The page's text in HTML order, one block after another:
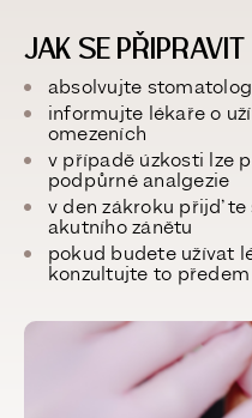
JAK SE PŘIPRAVIT
absolvujte
informujte lékaře o
omezeních
v případě úzkosti lze
podpůrné analgezie
v den zákroku přijďte
akutního zánětu
pokud budete užívat
konzultujte to předem